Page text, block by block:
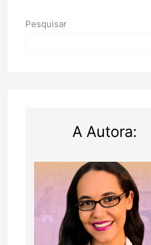
Pesquisar
A Autora: